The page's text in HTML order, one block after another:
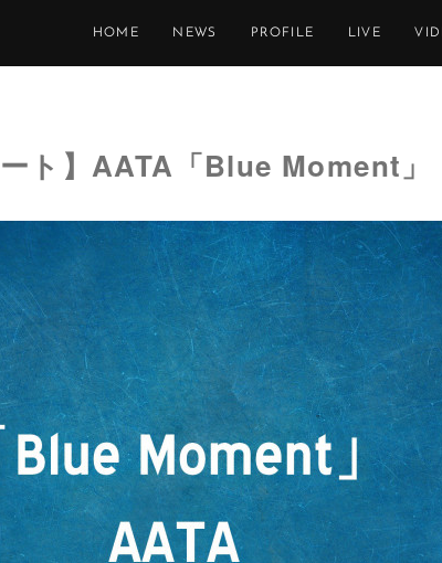
HOME NEWS PROFILE LIVE
ト】AATA「Blue Moment」